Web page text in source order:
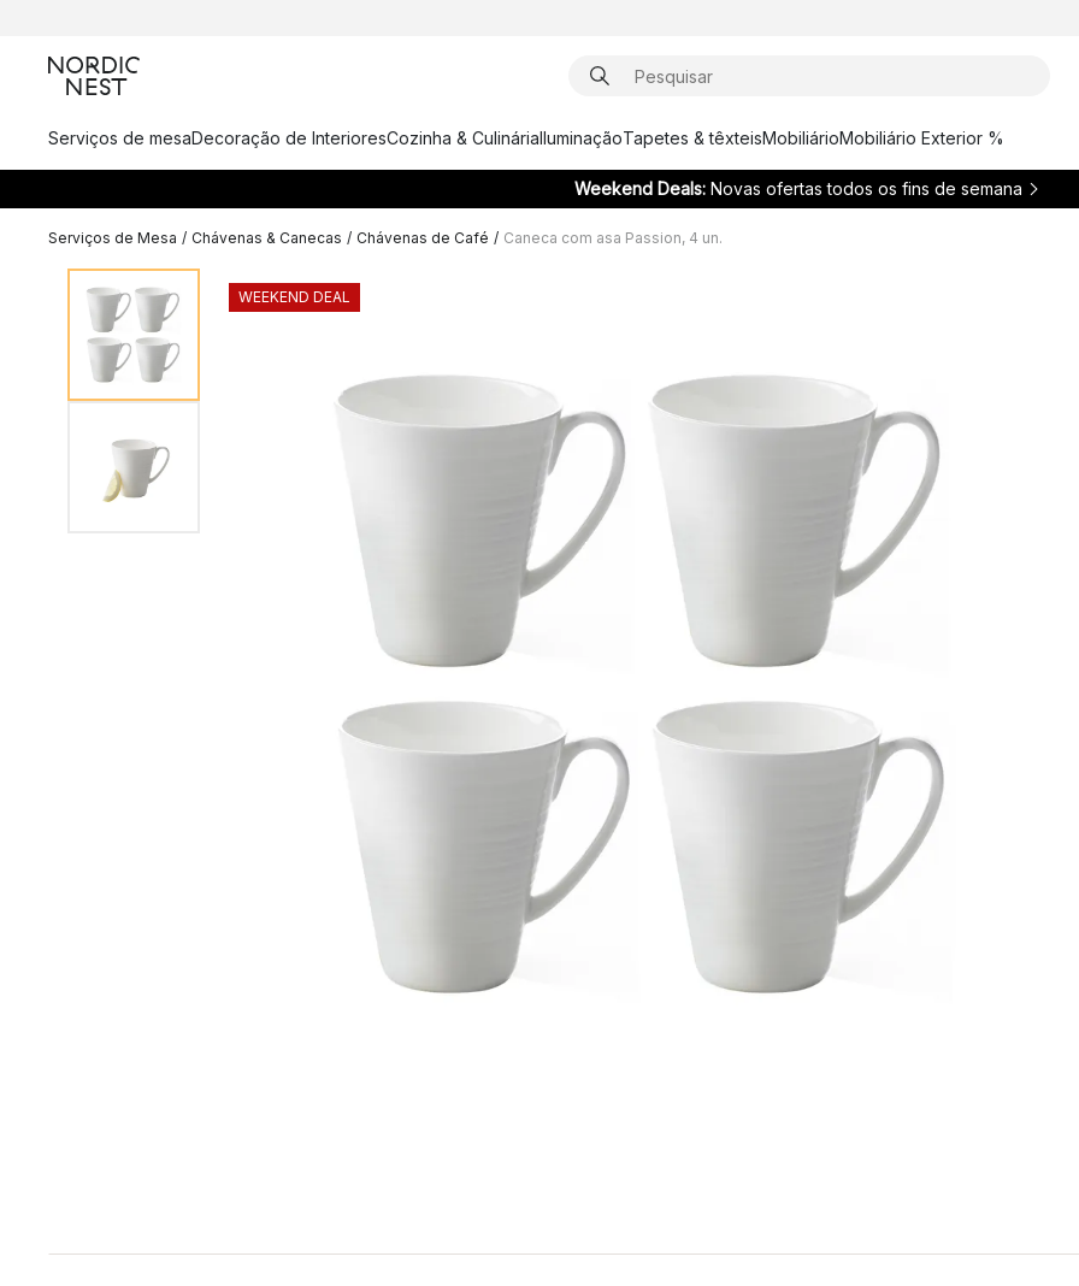
Serviços de mesaDecoração de InterioresCozinha & CulináriaIluminaçãoTapetes & têxteisMobiliárioMobiliário Exterior %
Weekend Deals: Novas ofertas todos os fins de semana
Serviços de Mesa / Chávenas & Canecas / Chávenas de Café / Caneca com asa Passion, 4 un.
WEEKEND DEAL